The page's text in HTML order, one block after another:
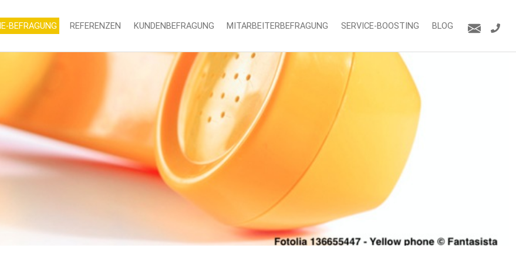
BEFRAGUNG REFERENZEN KUNDENBEFRAGUNG MITARBEITERBEFRAGUNG SERVICE-BOOSTING BLOG